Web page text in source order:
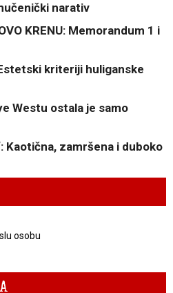
narativ
KRENU: Memorandum 1 i
kriteriji huliganske
Westu ostala je samo
Kaotična, zamršena i duboko
osobu